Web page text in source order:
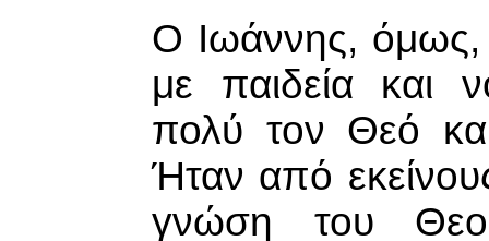
Ο Ιωάννης, όμως,
με παιδεία και
πολύ τον Θεό
Ήταν από
γνώση του